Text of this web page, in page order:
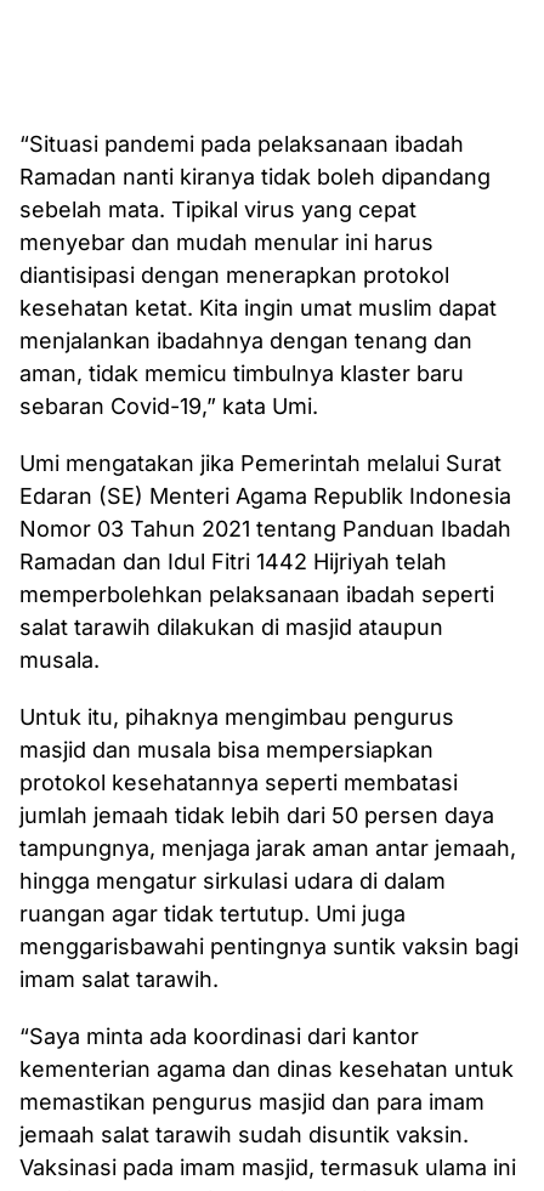
“Situasi pandemi pada pelaksanaan ibadah
Ramadan nanti kiranya tidak boleh dipandang
sebelah mata. Tipikal virus yang cepat
menyebar dan mudah menular ini harus
diantisipasi dengan menerapkan protokol
kesehatan ketat. Kita ingin umat muslim dapat
menjalankan ibadahnya dengan tenang dan
aman, tidak memicu timbulnya klaster baru
sebaran Covid-19,” kata Umi.
Umi mengatakan jika Pemerintah melalui Surat
Edaran (SE) Menteri Agama Republik Indonesia
Nomor 03 Tahun 2021 tentang Panduan Ibadah
Ramadan dan Idul Fitri 1442 Hijriyah telah
memperbolehkan pelaksanaan ibadah seperti
salat tarawih dilakukan di masjid ataupun
musala.
Untuk itu, pihaknya mengimbau pengurus
masjid dan musala bisa mempersiapkan
protokol kesehatannya seperti membatasi
jumlah jemaah tidak lebih dari 50 persen daya
tampungnya, menjaga jarak aman antar jemaah,
hingga mengatur sirkulasi udara di dalam
ruangan agar tidak tertutup. Umi juga
menggarisbawahi pentingnya suntik vaksin bagi
imam salat tarawih.
“Saya minta ada koordinasi dari kantor
kementerian agama dan dinas kesehatan untuk
memastikan pengurus masjid dan para imam
jemaah salat tarawih sudah disuntik vaksin.
Vaksinasi pada imam masjid, termasuk ulama ini